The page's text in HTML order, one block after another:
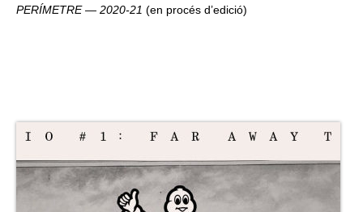
PERÍMETRE — 2020-21 (en procés d’edició)